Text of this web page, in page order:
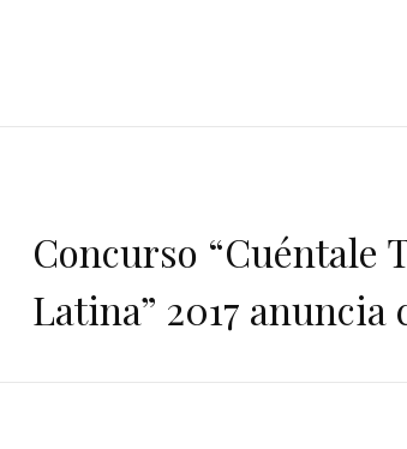
Concurso “Cuéntale
Latina” 2017